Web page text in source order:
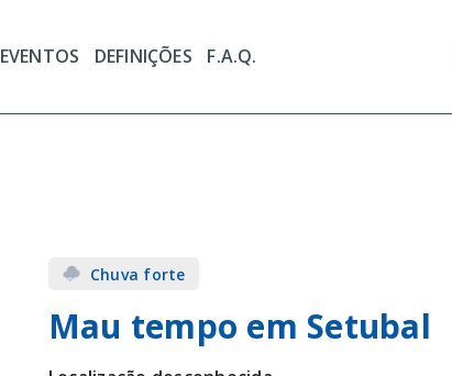
EVENTOS DEFINIÇÕES F.A.Q.
Chuva forte
Mau tempo em Setubal